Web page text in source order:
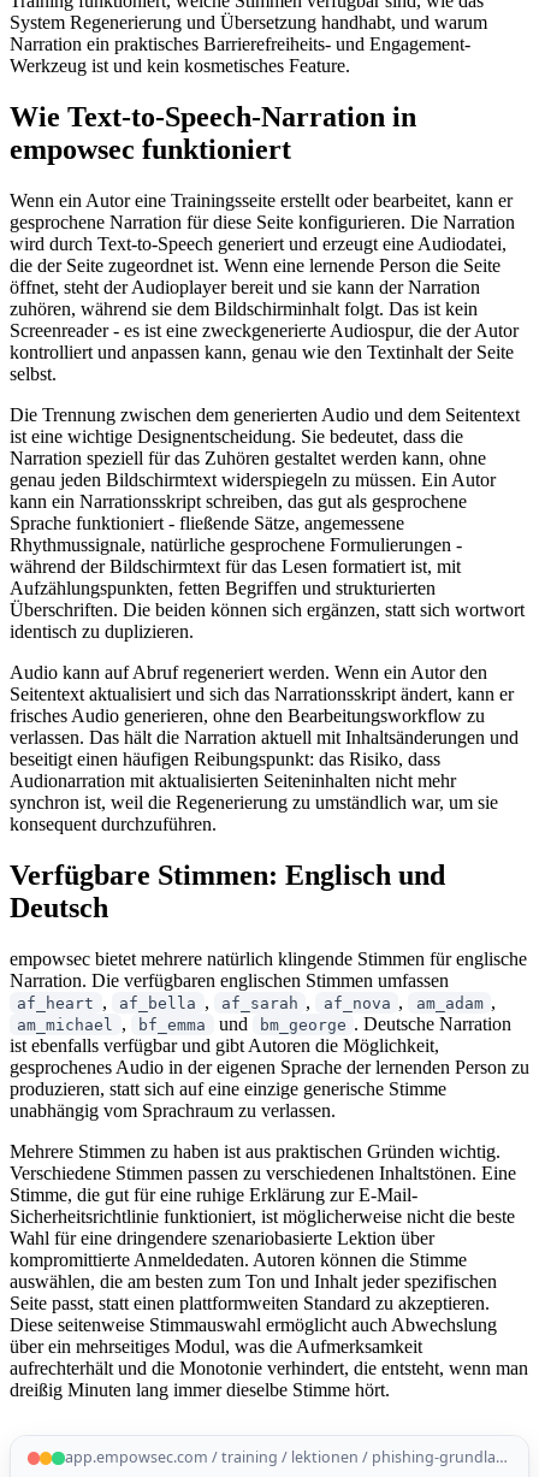
System Regenerierung und Übersetzung handhabt, und warum
Narration ein praktisches Barrierefreiheits- und Engagement-
Werkzeug ist und kein kosmetisches Feature.
Wie Text-to-Speech-Narration in
empowsec funktioniert
Wenn ein Autor eine Trainingsseite erstellt oder bearbeitet, kann er
gesprochene Narration für diese Seite konfigurieren. Die Narration
wird durch Text-to-Speech generiert und erzeugt eine Audiodatei,
die der Seite zugeordnet ist. Wenn eine lernende Person die Seite
öffnet, steht der Audioplayer bereit und sie kann der Narration
zuhören, während sie dem Bildschirminhalt folgt. Das ist kein
Screenreader - es ist eine zweckgenerierte Audiospur, die der Autor
kontrolliert und anpassen kann, genau wie den Textinhalt der Seite
selbst.
Die Trennung zwischen dem generierten Audio und dem Seitentext
ist eine wichtige Designentscheidung. Sie bedeutet, dass die
Narration speziell für das Zuhören gestaltet werden kann, ohne
genau jeden Bildschirmtext widerspiegeln zu müssen. Ein Autor
kann ein Narrationsskript schreiben, das gut als gesprochene
Sprache funktioniert - fließende Sätze, angemessene
Rhythmussignale, natürliche gesprochene Formulierungen -
während der Bildschirmtext für das Lesen formatiert ist, mit
Aufzählungspunkten, fetten Begriffen und strukturierten
Überschriften. Die beiden können sich ergänzen, statt sich wortwort
identisch zu duplizieren.
Audio kann auf Abruf regeneriert werden. Wenn ein Autor den
Seitentext aktualisiert und sich das Narrationsskript ändert, kann er
frisches Audio generieren, ohne den Bearbeitungsworkflow zu
verlassen. Das hält die Narration aktuell mit Inhaltsänderungen und
beseitigt einen häufigen Reibungspunkt: das Risiko, dass
Audionarration mit aktualisierten Seiteninhalten nicht mehr
synchron ist, weil die Regenerierung zu umständlich war, um sie
konsequent durchzuführen.
Verfügbare Stimmen: Englisch und
Deutsch
empowsec bietet mehrere natürlich klingende Stimmen für englische
Narration. Die verfügbaren englischen Stimmen umfassen
af_heart , af_bella , af_sarah , af_nova , am_adam ,
am_michael , bf_emma und bm_george . Deutsche Narration
ist ebenfalls verfügbar und gibt Autoren die Möglichkeit,
gesprochenes Audio in der eigenen Sprache der lernenden Person zu
produzieren, statt sich auf eine einzige generische Stimme
unabhängig vom Sprachraum zu verlassen.
Mehrere Stimmen zu haben ist aus praktischen Gründen wichtig.
Verschiedene Stimmen passen zu verschiedenen Inhaltstönen. Eine
Stimme, die gut für eine ruhige Erklärung zur E-Mail-
Sicherheitsrichtlinie funktioniert, ist möglicherweise nicht die beste
Wahl für eine dringendere szenariobasierte Lektion über
kompromittierte Anmeldedaten. Autoren können die Stimme
auswählen, die am besten zum Ton und Inhalt jeder spezifischen
Seite passt, statt einen plattformweiten Standard zu akzeptieren.
Diese seitenweise Stimmauswahl ermöglicht auch Abwechslung
über ein mehrseitiges Modul, was die Aufmerksamkeit
aufrechterhält und die Monotonie verhindert, die entsteht, wenn man
dreißig Minuten lang immer dieselbe Stimme hört.
app.empowsec.com / training / lektionen / phishing-grundlagen / narration